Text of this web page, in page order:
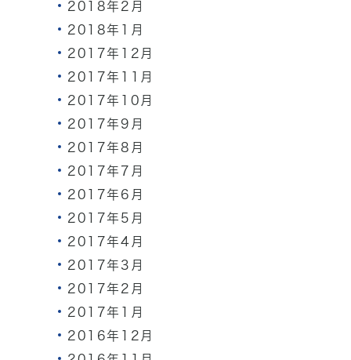
2018年2月
2018年1月
2017年12月
2017年11月
2017年10月
2017年9月
2017年8月
2017年7月
2017年6月
2017年5月
2017年4月
2017年3月
2017年2月
2017年1月
2016年12月